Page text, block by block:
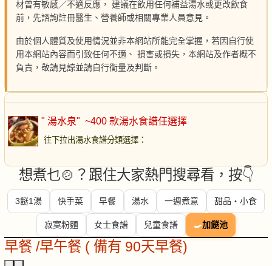
材曾有敏感／不適反應， 建議在飲用任何補益湯水或更改飲食
前，先諮詢註冊醫生、營養師或相關專業人員意見。
由於個人體質及使用情況並非本網站所能完全掌握，若因自行使
用本網站內容而引致任何不適、 損害或損失，本網站及作者概不
負責，敬請見諒並請自行衡量及判斷。
" 湯水泉" ~400 款湯水食譜任選擇
往下拉出湯水食譜分類選擇 ：
想煮乜🍲？跟住大家熱門搜尋看，按👇
3餸1湯 快手菜 早餐 湯水 一週煮意 甜品・小食
寂寞粉麵 女士食譜 兒童食譜 🍳加餸池
早餐 /早午餐 ( 備有 90天早餐)